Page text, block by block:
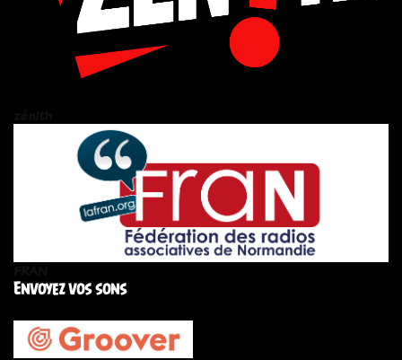
Envoyez vos sons